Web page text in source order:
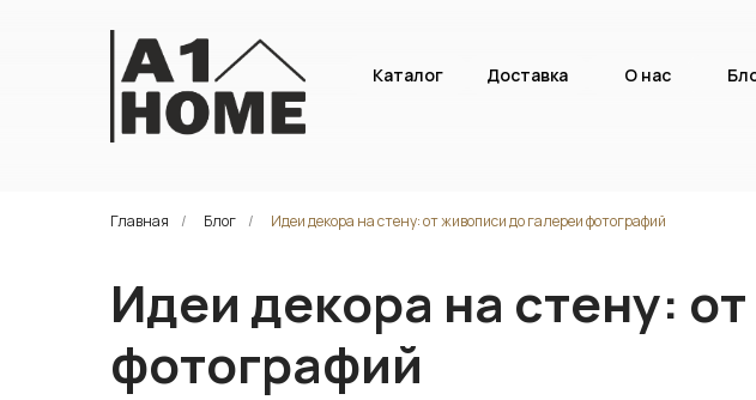
Каталог Доставка О нас
Главная / Блог / Идеи декора на стену: от живописи до галереи фотографий
Идеи декора на стену:
фотографий